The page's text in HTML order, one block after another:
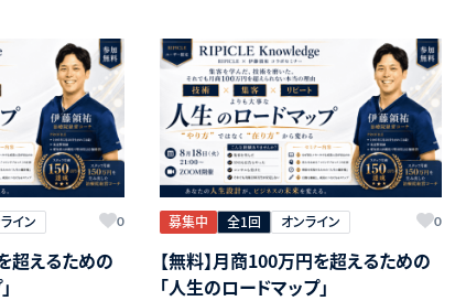
イン 0
超えるための
募集中 全1回 オンライン 0
【無料】月商100万円を超えるための
「人生のロードマップ」